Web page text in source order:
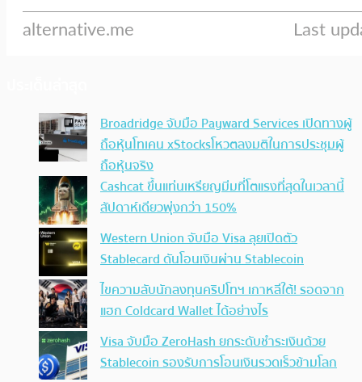
Broadridge จับมือ Payward Services เปิดทางผู้
ถือหุ้นโทเคน xStocksโหวตลงมติในการประชุมผู้
ถือหุ้นจริง
Cashcat ขึ้นแท่นเหรียญมีมที่โตแรงที่สุดในเวลานี้
สัปดาห์เดียวพุ่งกว่า 150%
Western Union จับมือ Visa ลุยเปิดตัว
Stablecard ดันโอนเงินผ่าน Stablecoin
ไขความลับนักลงทุนคริปโทฯ เกาหลีใต้! รอดจาก
แฮก Coldcard Wallet ได้อย่างไร
Visa จับมือ ZeroHash ยกระดับชำระเงินด้วย
Stablecoin รองรับการโอนเงินรวดเร็วข้ามโลก